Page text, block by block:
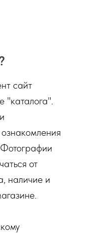
сайт
"каталога".
от
наличие и